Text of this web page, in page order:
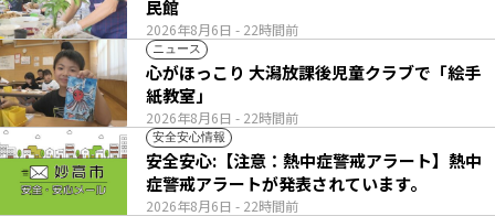
2026年8月6日 - 22時間前
民館
ニュース
2026年8月6日 - 22時間前
心がほっこり 大潟放課後児童クラブで「絵手
紙教室」
安全安心情報
2026年8月6日 - 22時間前
安全安心:【注意：熱中症警戒アラート】熱中
症警戒アラートが発表されています。